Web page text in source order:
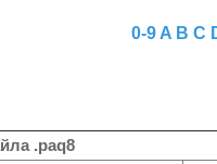
0-9 A B C
.paq8